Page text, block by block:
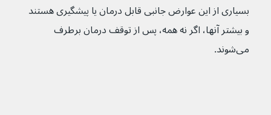
بسیاری از این عوارض جانبی قابل درمان یا پیشگیری هستند
و بیشتر آنها، اگر نه همه، پس از توقف درمان برطرف
می‌شوند.